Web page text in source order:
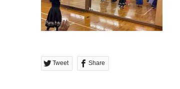
Tweet Share